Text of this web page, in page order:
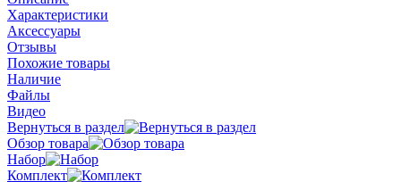
Характеристики
Аксессуары
Отзывы
Похожие товары
Наличие
Файлы
Видео
Вернуться в раздел
Обзор товара
Набор
Комплект